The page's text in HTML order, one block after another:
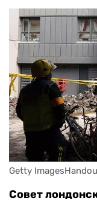
Getty
Совет